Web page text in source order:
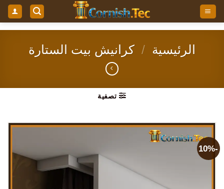
تخطي
للمحتوى
الرئيسية / كرانيش بيت الستارة
تصفية
-10%